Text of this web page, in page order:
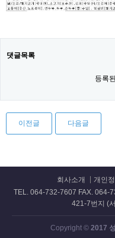
댓글목록
등록
이전글 다음글
회사소개 개인
TEL. 064-732-7607 FAX. 064-
421-7번지 (
Copyright © 2017